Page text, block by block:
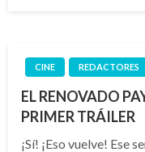
CINE REDACTORES
EL RENOVADO
PRIMER TRÁILER
¡Sí! ¡Eso vuelve! Ese